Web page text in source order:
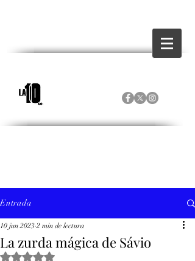
Entrada
La zurda mágica de Sávio
10 jun 2023 2 min de lectura
Obtuvo NaN de 5 estrellas.